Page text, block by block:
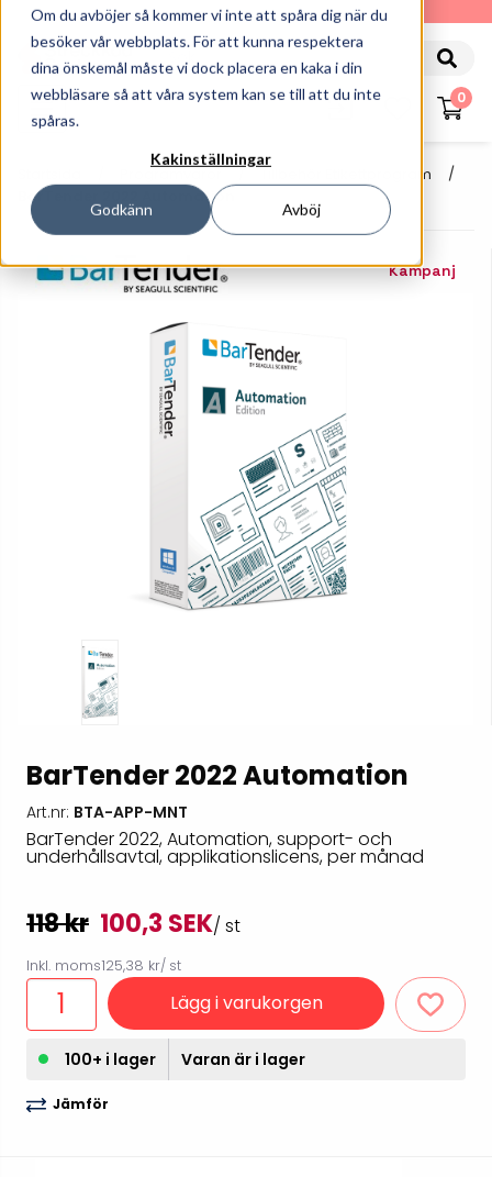
Om du avböjer så kommer vi inte att spåra dig när du
besöker vår webbplats. För att kunna respektera
dina önskemål måste vi dock placera en kaka i din
webbläsare så att våra system kan se till att du inte
spåras.
Kakinställningar
Godkänn Avböj
010-162 61 90
0
Programvaror
Tillbehör Etikettprogram
BarTender 2022 Automation
Kampanj
BarTender 2022 Automation
Art.nr: BTA-APP-MNT
BarTender 2022, Automation, support- och
underhållsavtal, applikationslicens, per månad
118 kr 100,3 SEK/ st
Inkl. moms125,38 kr/ st
Lägg i varukorgen
100+ i lager Varan är i lager
Jämför